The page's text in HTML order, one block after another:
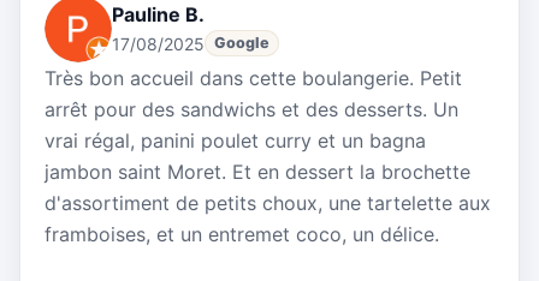
Pauline B.
17/08/2025 Google
Très bon accueil dans cette boulangerie. Petit
arrêt pour des sandwichs et des desserts. Un
vrai régal, panini poulet curry et un bagna
jambon saint Moret. Et en dessert la brochette
d'assortiment de petits choux, une tartelette aux
framboises, et un entremet coco, un délice.